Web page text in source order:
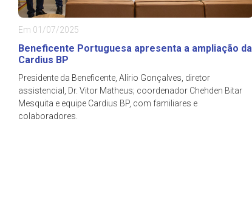
Em 01/07/2025
Beneficente Portuguesa apresenta a ampliação da
Cardius BP
Presidente da Beneficente, Alírio Gonçalves, diretor
assistencial, Dr. Vitor Matheus; coordenador Chehden Bitar
Mesquita e equipe Cardius BP, com familiares e
colaboradores.